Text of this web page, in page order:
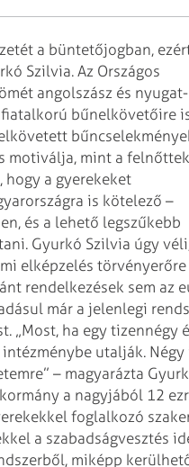
a büntetőjogban,
Szilvia. Az Országos
angolszász és nyugat-
bűnelkövetőire
motiválja, mint a
a gyerekeket
is kötelező –
és a lehető legszűkebb
Gyurkó Szilvia úgy
elképzelés törvényerőre
rendelkezések sem az
már a jelenlegi
„Most, ha egy tizennégy
utalják. Négy
– magyarázta
a nagyjából 12
foglalkozó
a szabadságvesztés
miképp